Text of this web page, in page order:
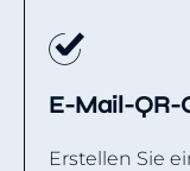
E-Mail-QR-
Erstellen Sie